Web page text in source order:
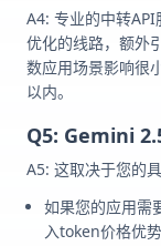
A4: 专业的中转
优化的线路，额外
数应用场景影响很
以内。
Q5: Gemini
A5: 这取决于您的
如果您的应用需
入token价格优